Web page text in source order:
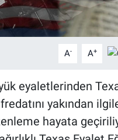
A- A+
eyaletlerinden
yakından
hayata